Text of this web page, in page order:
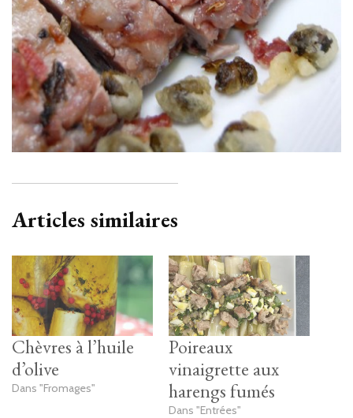
Articles similaires
Chèvres à l’huile
d’olive
Dans "Fromages"
Poireaux
vinaigrette aux
harengs fumés
Dans "Entrées"